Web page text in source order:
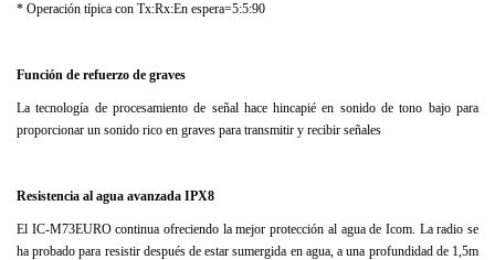
* Operación típica con Tx:Rx:En espera=5:5:90
Función de refuerzo de graves
La tecnología de procesamiento de señal hace hincapié en sonido de tono bajo para
proporcionar un sonido rico en graves para transmitir y recibir señales
Resistencia al agua avanzada IPX8
El IC-M73EURO continua ofreciendo la mejor protección al agua de Icom. La radio se
ha probado para resistir después de estar sumergida en agua, a una profundidad de 1,5m